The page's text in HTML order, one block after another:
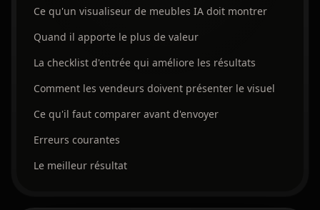
Ce qu'un visualiseur de meubles IA doit montrer
Quand il apporte le plus de valeur
La checklist d'entrée qui améliore les résultats
Comment les vendeurs doivent présenter le visuel
Ce qu'il faut comparer avant d'envoyer
Erreurs courantes
Le meilleur résultat